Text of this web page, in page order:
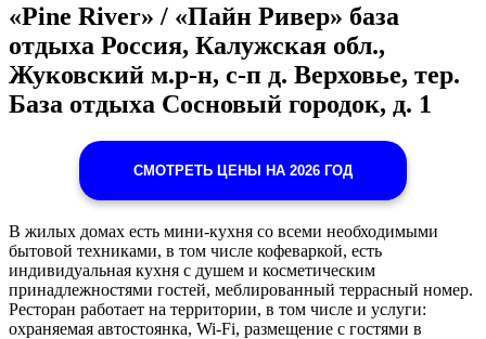
«Pine River» / «Пайн Ривер» база
отдыха Россия, Калужская обл.,
Жуковский м.р-н, с-п д. Верховье, тер.
База отдыха Сосновый городок, д. 1
СМОТРЕТЬ ЦЕНЫ НА 2026 ГОД
В жилых домах есть мини-кухня со всеми необходимыми
бытовой техниками, в том числе кофеваркой, есть
индивидуальная кухня с душем и косметическим
принадлежностями гостей, меблированный террасный номер.
Ресторан работает на территории, в том числе и услуги:
охраняемая автостоянка, Wi-Fi, размещение с гостями в